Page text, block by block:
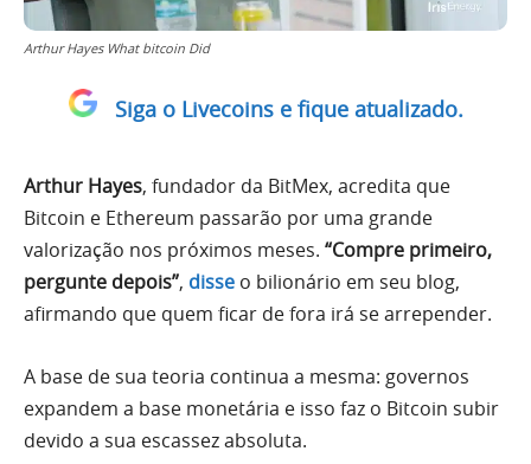
Arthur Hayes What bitcoin Did
Siga o Livecoins e fique atualizado.
Arthur Hayes, fundador da BitMex, acredita que
Bitcoin e Ethereum passarão por uma grande
valorização nos próximos meses. “Compre primeiro,
pergunte depois”, disse o bilionário em seu blog,
afirmando que quem ficar de fora irá se arrepender.
A base de sua teoria continua a mesma: governos
expandem a base monetária e isso faz o Bitcoin subir
devido a sua escassez absoluta.